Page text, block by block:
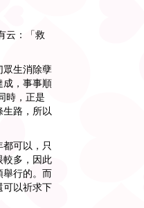
云：「救
眾生消除孽
成，事事順
時，正是
路，所以
都可以，只
較多，因此
舉行的。而
可以祈求下